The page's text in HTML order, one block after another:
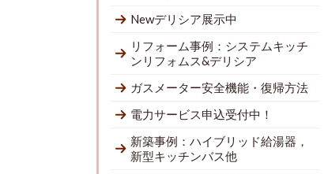
Newデリシア展示中
リフォーム事例：システムキッチ
ンリフォムス&デリシア
ガスメーター安全機能・復帰方法
電力サービス申込受付中！
新築事例：ハイブリッド給湯器，
新型キッチンバス他